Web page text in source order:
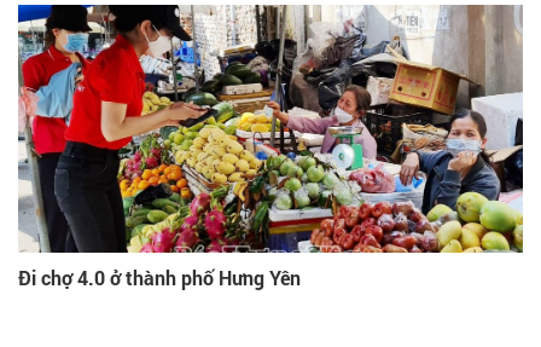
Đi chợ 4.0 ở thành phố Hưng Yên